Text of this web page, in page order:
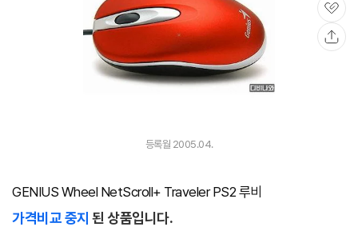
관
심
등록월 2005.04.
GENIUS Wheel NetScroll+ Traveler PS2 루비
가격비교 중지 된 상품입니다.